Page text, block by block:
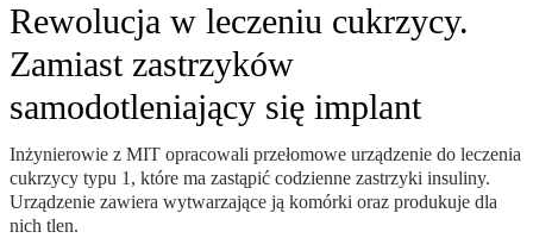
Rewolucja w leczeniu cukrzycy.
Zamiast zastrzyków
samodotleniający się implant
Inżynierowie z MIT opracowali przełomowe urządzenie do leczenia
cukrzycy typu 1, które ma zastąpić codzienne zastrzyki insuliny.
Urządzenie zawiera wytwarzające ją komórki oraz produkuje dla
nich tlen.